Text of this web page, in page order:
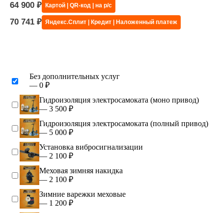
64 900 ₽ Картой | QR-код | на р/с
70 741 ₽ Яндекс.Сплит | Кредит | Наложенный платеж
Без дополнительных услуг
— 0 ₽
Гидроизоляция электросамоката (моно привод)
— 3 500 ₽
Гидроизоляция электросамоката (полный привод)
— 5 000 ₽
Установка вибросигнализации
— 2 100 ₽
Меховая зимняя накидка
— 2 100 ₽
Зимние варежки меховые
— 1 200 ₽